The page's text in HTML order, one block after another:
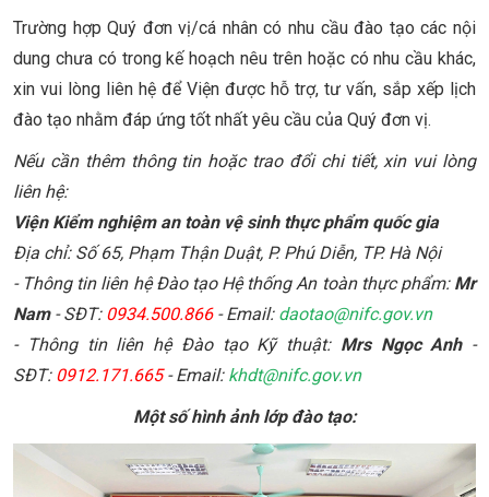
Trường hợp Quý đơn vị/cá nhân có nhu cầu đào tạo các nội
dung chưa có trong kế hoạch nêu trên hoặc có nhu cầu khác,
xin vui lòng liên hệ để Viện được hỗ trợ, tư vấn, sắp xếp lịch
đào tạo nhằm đáp ứng tốt nhất yêu cầu của Quý đơn vị.
Nếu cần thêm thông tin hoặc trao đổi chi tiết, xin vui lòng
liên hệ:
Viện Kiểm nghiệm an toàn vệ sinh thực phẩm quốc gia
Địa chỉ: Số 65, Phạm Thận Duật, P. Phú Diễn, TP. Hà Nội
- Thông tin liên hệ Đào tạo Hệ thống An toàn thực phẩm: Mr
Nam - SĐT: 0934.500.866- Email: daotao@nifc.gov.vn
- Thông tin liên hệ Đào tạo Kỹ thuật: Mrs Ngọc Anh-
SĐT: 0912.171.665- Email: khdt@nifc.gov.vn
Một số hình ảnh lớp đào tạo: